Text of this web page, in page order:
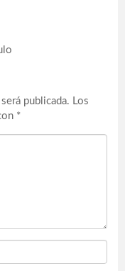
publicada. Los
*